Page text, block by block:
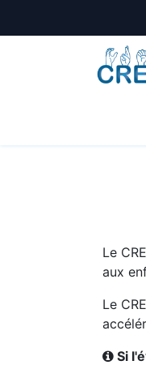
Le
aux
Le
Si